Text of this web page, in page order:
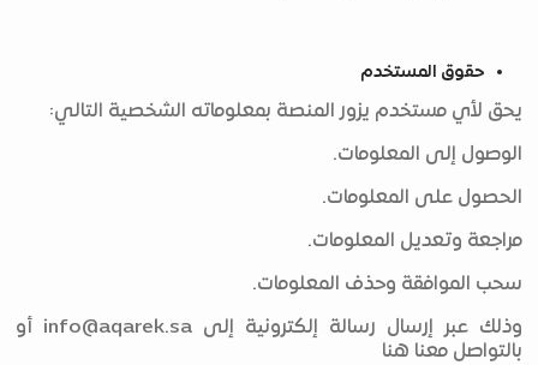
حقوق المستخدم
يحق لأي مستخدم يزور المنصة بمعلوماته الشخصية التالي:
الوصول إلى المعلومات.
الحصول على المعلومات.
مراجعة وتعديل المعلومات.
سحب الموافقة وحذف المعلومات.
وذلك عبر إرسال رسالة إلكترونية إلى info@aqarek.sa أو
بالتواصل معنا هنا